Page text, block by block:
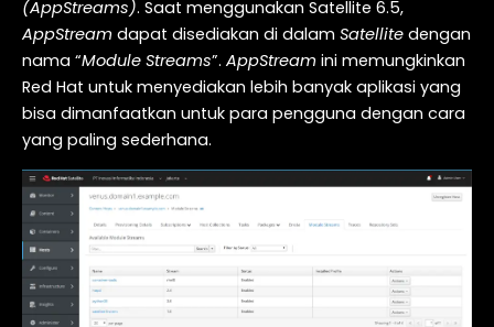
(AppStreams). Saat menggunakan Satellite 6.5,
AppStream dapat disediakan di dalam Satellite dengan
nama “Module Streams”. AppStream ini memungkinkan
Red Hat untuk menyediakan lebih banyak aplikasi yang
bisa dimanfaatkan untuk para pengguna dengan cara
yang paling sederhana.